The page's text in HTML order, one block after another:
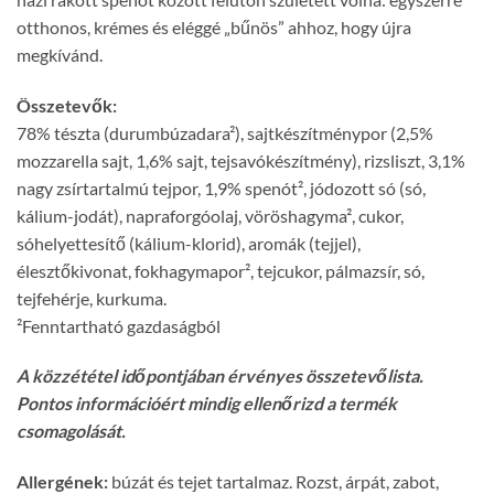
otthonos, krémes és eléggé „bűnös” ahhoz, hogy újra
megkívánd.
Összetevők:
78% tészta (durumbúzadara²), sajtkészítménypor (2,5%
mozzarella sajt, 1,6% sajt, tejsavókészítmény), rizsliszt, 3,1%
nagy zsírtartalmú tejpor, 1,9% spenót², jódozott só (só,
kálium-jodát), napraforgóolaj, vöröshagyma², cukor,
sóhelyettesítő (kálium-klorid), aromák (tejjel),
élesztőkivonat, fokhagymapor², tejcukor, pálmazsír, só,
tejfehérje, kurkuma.
²Fenntartható gazdaságból
A közzététel időpontjában érvényes összetevőlista.
Pontos információért mindig ellenőrizd a termék
csomagolását.
Allergének: búzát és tejet tartalmaz. Rozst, árpát, zabot,